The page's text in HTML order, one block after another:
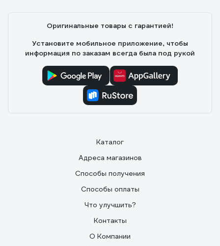
Оригинальные товары с гарантией!
Установите мобильное приложение, чтобы
информация по заказам всегда была под рукой
Каталог
Адреса магазинов
Способы получения
Способы оплаты
Что улучшить?
Контакты
О Компании